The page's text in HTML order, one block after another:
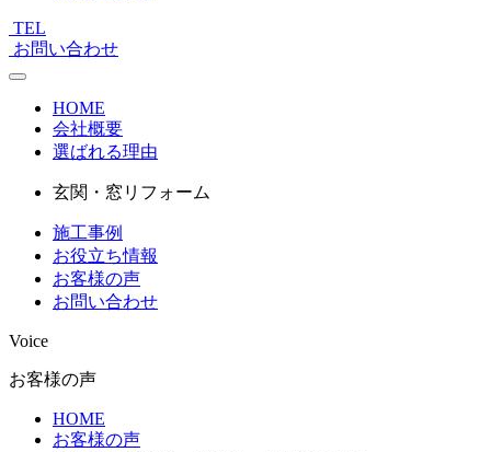
TEL
お問い合わせ
HOME
会社概要
選ばれる理由
玄関・窓リフォーム
施工事例
お役立ち情報
お客様の声
お問い合わせ
Voice
お客様の声
HOME
お客様の声